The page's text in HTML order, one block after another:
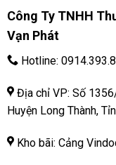
Công Ty TNHH
Vạn Phát
Hotline:
Địa chỉ VP: Số
Huyện Long Thành,
Kho bãi: Cảng